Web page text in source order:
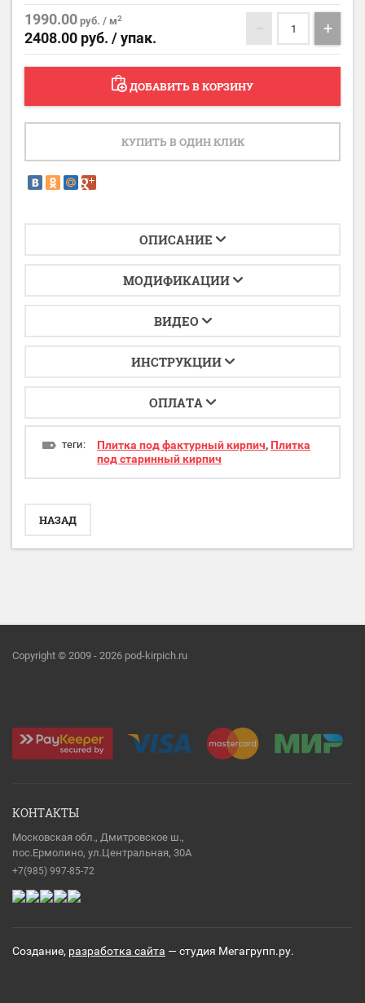
1990.00 руб. / м2
2408.00 руб. / упак. − +
ДОБАВИТЬ В КОРЗИНУ
КУПИТЬ В ОДИН КЛИК
ОПИСАНИЕ
МОДИФИКАЦИИ
ВИДЕО
ИНСТРУКЦИИ
ОПЛАТА
теги: Плитка под фактурный кирпич, Плитка
под старинный кирпич
НАЗАД
Copyright © 2009 - 2026 pod-kirpich.ru
КОНТАКТЫ
Московская обл., Дмитровское ш.,
пос.Ермолино, ул.Центральная, 30А
+7(985) 997-85-72
Создание, разработка сайта — студия Мегагрупп.ру.